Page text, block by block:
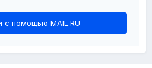
с помощью MAIL.RU